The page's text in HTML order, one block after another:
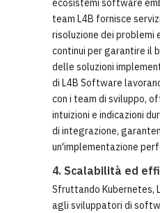
ecosistemi software
team L4B fornisce
risoluzione dei problemi
continui per garantire il
delle soluzioni
di L4B Software
con i team di sviluppo,
intuizioni e indicazioni
di integrazione,
un'implementazione
4. Scalabilità ed
Sfruttando Kubernetes,
agli sviluppatori di